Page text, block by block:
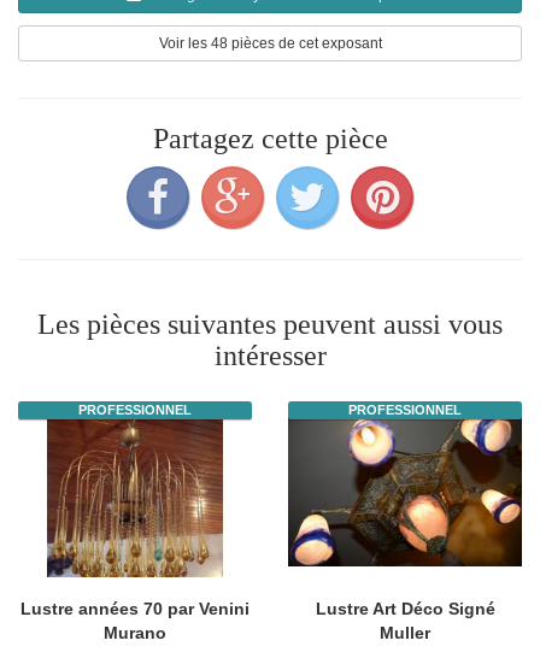
Voir les 48 pièces de cet exposant
Partagez cette pièce
Les pièces suivantes peuvent aussi vous
intéresser
PROFESSIONNEL
Lustre années 70 par Venini
Murano
PROFESSIONNEL
Lustre Art Déco Signé
Muller